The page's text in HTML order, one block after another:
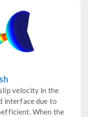
velocity in the
interface due to
When the